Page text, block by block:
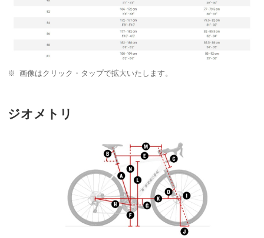
画像はクリック・タップで拡大いたします。
ジオメトリ